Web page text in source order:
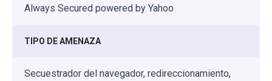
Always Secured powered by Yahoo
TIPO DE AMENAZA
Secuestrador del navegador, redireccionamiento,